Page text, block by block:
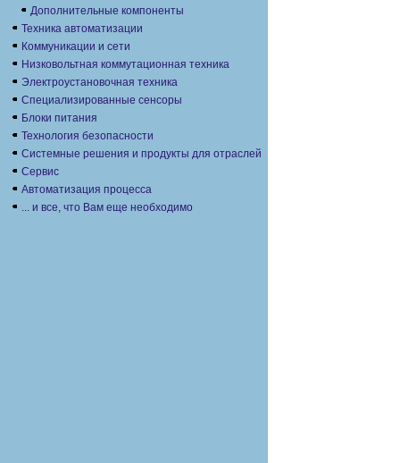
Дополнительные компоненты
Техника автоматизации
Коммуникации и сети
Низковольтная коммутационная техника
Электроустановочная техника
Специализированные сенсоры
Блоки питания
Технология безопасности
Системные решения и продукты для отраслей
Сервис
Автоматизация процесса
... и все, что Вам еще необходимо